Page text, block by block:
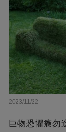
2023/11/22
巨物恐懼癥勿